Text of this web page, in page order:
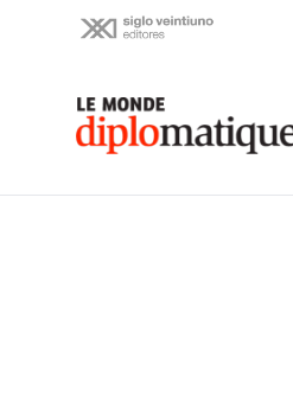
Le monde diplomatique